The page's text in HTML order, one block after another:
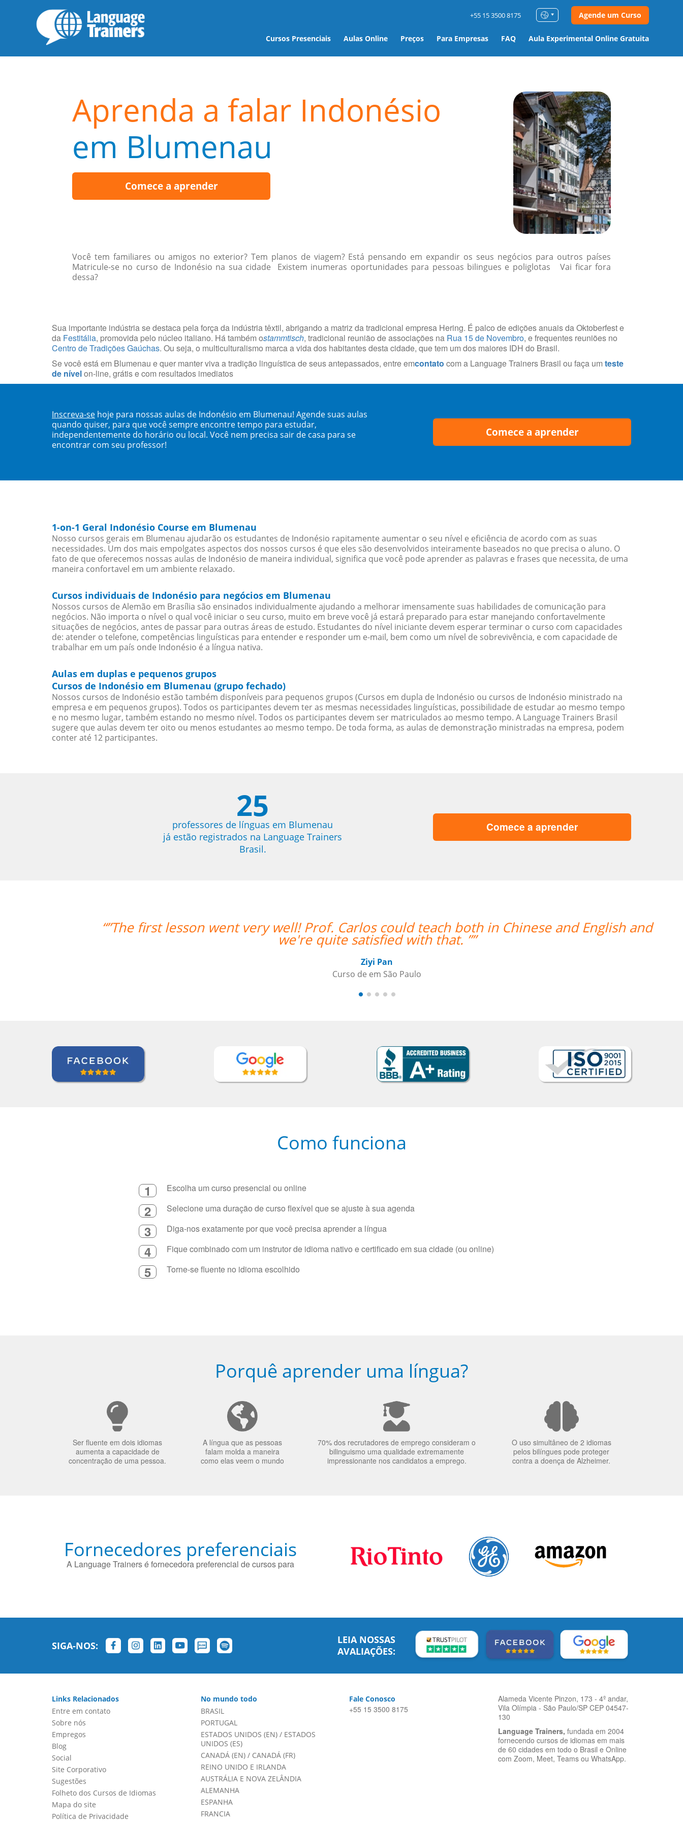
Cursos Presenciais Aulas Online Preços Para Empresas FAQ Aula Experimental Online Gratuita
+55 15 3500 8175 Agende um Curso
Aprenda a falar Indonésio
em Blumenau
Comece a aprender
Você tem familiares ou amigos no exterior? Tem planos de viagem? Está pensando em expandir os seus negócios para outros países
Matricule-se no curso de Indonésio na sua cidade Existem inumeras oportunidades para pessoas bilingues e poliglotas Vai ficar fora
dessa?
Sua importante indústria se destaca pela força da indústria têxtil, abrigando a matriz da tradicional empresa Hering. É palco de edições anuais da Oktoberfest e
da Festitália, promovida pelo núcleo italiano. Há também ostammtisch, tradicional reunião de associações na Rua 15 de Novembro, e frequentes reuniões no
Centro de Tradições Gaúchas. Ou seja, o multiculturalismo marca a vida dos habitantes desta cidade, que tem um dos maiores IDH do Brasil.
Se você está em Blumenau e quer manter viva a tradição linguística de seus antepassados, entre emcontato com a Language Trainers Brasil ou faça um teste
de nívelon-line, grátis e com resultados imediatos
Inscreva-se hoje para nossas aulas de Indonésio em Blumenau! Agende suas aulas
quando quiser, para que você sempre encontre tempo para estudar,
independentemente do horário ou local. Você nem precisa sair de casa para se
encontrar com seu professor!
Comece a aprender
1-on-1 Geral Indonésio Course em Blumenau
Nosso cursos gerais em Blumenau ajudarão os estudantes de Indonésio rapitamente aumentar o seu nível e eficiência de acordo com as suas
necessidades. Um dos mais empolgates aspectos dos nossos cursos é que eles são desenvolvidos inteiramente baseados no que precisa o aluno. O
fato de que oferecemos nossas aulas de Indonésio de maneira individual, significa que você pode aprender as palavras e frases que necessita, de uma
maneira confortavel em um ambiente relaxado.
Cursos individuais de Indonésio para negócios em Blumenau
Nossos cursos de Alemão em Brasília são ensinados individualmente ajudando a melhorar imensamente suas habilidades de comunicação para
negócios. Não importa o nível o qual você iniciar o seu curso, muito em breve você já estará preparado para estar manejando confortavelmente
situações de negócios, antes de passar para outras áreas de estudo. Estudantes do nível iniciante devem esperar terminar o curso com capacidades
de: atender o telefone, competências linguísticas para entender e responder um e-mail, bem como um nível de sobrevivência, e com capacidade de
trabalhar em um país onde Indonésio é a língua nativa.
Aulas em duplas e pequenos grupos
Cursos de Indonésio em Blumenau (grupo fechado)
Nossos cursos de Indonésio estão também disponíveis para pequenos grupos (Cursos em dupla de Indonésio ou cursos de Indonésio ministrado na
empresa e em pequenos grupos). Todos os participantes devem ter as mesmas necessidades linguísticas, possibilidade de estudar ao mesmo tempo
e no mesmo lugar, também estando no mesmo nível. Todos os participantes devem ser matriculados ao mesmo tempo. A Language Trainers Brasil
sugere que aulas devem ter oito ou menos estudantes ao mesmo tempo. De toda forma, as aulas de demonstração ministradas na empresa, podem
conter até 12 participantes.
25
professores de línguas em Blumenau
já estão registrados na Language Trainers
Brasil.
Comece a aprender
very well! Prof. Carlos could teach both in Chinese and English and
we're quite satisfied with that. ””
“”Venho o professor Marcus da
mostrou sempre comprometido
Como funciona
1 Escolha um curso presencial ou online
2 Selecione uma duração de curso flexível que se ajuste à sua agenda
3 Diga-nos exatamente por que você precisa aprender a língua
4 Fique combinado com um instrutor de idioma nativo e certificado em sua cidade (ou online)
5 Torne-se fluente no idioma escolhido
Porquê aprender uma língua?
Ser fluente em dois idiomas
aumenta a capacidade de
concentração de uma pessoa.
A língua que as pessoas
falam molda a maneira
como elas veem o mundo
70% dos recrutadores de emprego consideram o
bilinguismo uma qualidade extremamente
impressionante nos candidatos a emprego.
O uso simultâneo de 2 idiomas
pelos bilíngues pode proteger
contra a doença de Alzheimer.
Fornecedores preferenciais
A Language Trainers é fornecedora preferencial de cursos para
SIGA-NOS:
LEIA NOSSAS
AVALIAÇÕES:
Links Relacionados
Entre em contato
Sobre nós
Empregos
Blog
Social
Site Corporativo
Sugestões
Folheto dos Cursos de Idiomas
Mapa do site
Política de Privacidade
No mundo todo
BRASIL
PORTUGAL
ESTADOS UNIDOS (EN)/ ESTADOS
UNIDOS (ES)
CANADÁ (EN)/ CANADÁ (FR)
REINO UNIDO E IRLANDA
AUSTRÁLIA E NOVA ZELÂNDIA
ALEMANHA
ESPANHA
FRANCIA
Fale Conosco
+55 15 3500 8175
Alameda Vicente Pinzon, 173 - 4º andar,
Vila Olímpia - São Paulo/SP CEP 04547-
130
Language Trainers, fundada em 2004
fornecendo cursos de idiomas em mais
de 60 cidades em todo o Brasil e Online
com Zoom, Meet, Teams ou WhatsApp.